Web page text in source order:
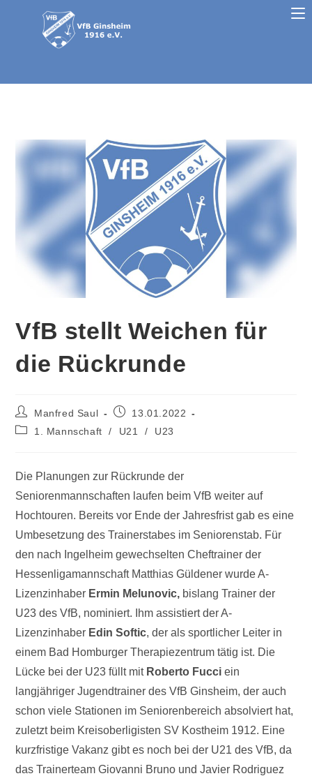
VfB stellt Weichen für
die Rückrunde
Manfred Saul
13.01.2022
1. Mannschaft
/ U21 / U23
Die Planungen zur Rückrunde der
Seniorenmannschaften laufen beim VfB weiter auf
Hochtouren. Bereits vor Ende der Jahresfrist gab es eine
Umbesetzung des Trainerstabes im Seniorenstab. Für
den nach Ingelheim gewechselten Cheftrainer der
Hessenligamannschaft Matthias Güldener wurde A-
Lizenzinhaber Ermin Melunovic, bislang Trainer der
U23 des VfB, nominiert. Ihm assistiert der A-
Lizenzinhaber Edin Softic, der als sportlicher Leiter in
einem Bad Homburger Therapiezentrum tätig ist. Die
Lücke bei der U23 füllt mit Roberto Fucci ein
langjähriger Jugendtrainer des VfB Ginsheim, der auch
schon viele Stationen im Seniorenbereich absolviert hat,
zuletzt beim Kreisoberligisten SV Kostheim 1912. Eine
kurzfristige Vakanz gibt es noch bei der U21 des VfB, da
das Trainerteam Giovanni Bruno und Javier Rodriguez